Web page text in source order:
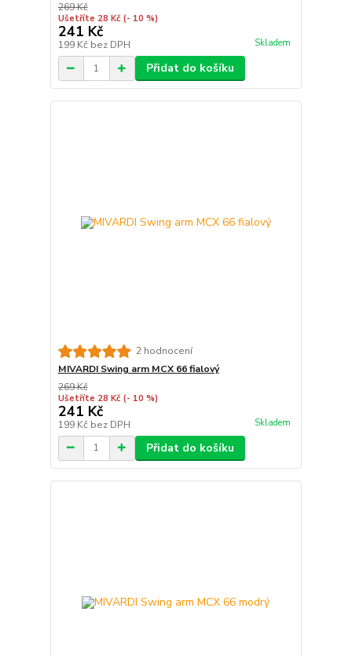
269 Kč
Ušetříte 28 Kč (- 10 %)
241 Kč
199 Kč bez DPH Skladem
Přidat do košíku
2 hodnocení
MIVARDI Swing arm MCX 66 fialový
269 Kč
Ušetříte 28 Kč (- 10 %)
241 Kč
199 Kč bez DPH Skladem
Přidat do košíku